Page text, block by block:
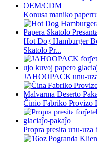
Konusa maniko
Hot Dog Hamburger
Skatolo Pr...
JAHOOPACK unu-
Ĉinio Fabriko Provizo
Propra presita unu-uza